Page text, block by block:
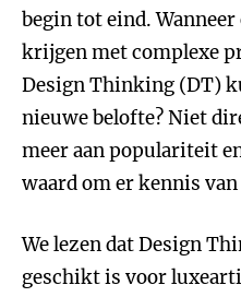
begin tot eind.
krijgen met complexe
Design Thinking (DT)
nieuwe belofte? Niet
meer aan populariteit
waard om er kennis
We lezen dat Design
geschikt is voor